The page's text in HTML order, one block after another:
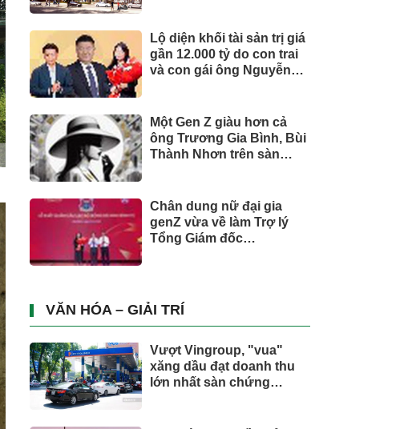
Lộ diện khối tài sản trị giá
gần 12.000 tỷ do con trai
và con gái ông Nguyễn
Một Gen Z giàu hơn cả
ông Trương Gia Bình, Bùi
Thành Nhơn trên sàn
Chân dung nữ đại gia
genZ vừa về làm Trợ lý
Tổng Giám đốc
trụ, nắm giữ khối tài sản
hàng nghìn tỷ
VĂN HÓA – GIẢI TRÍ
Vượt Vingroup, "vua"
xăng dầu đạt doanh thu
lớn nhất sàn chứng